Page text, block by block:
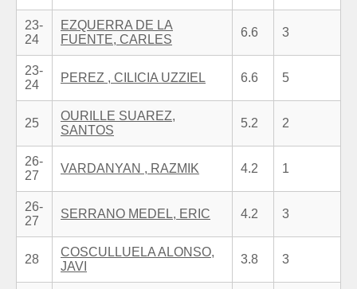
23-
24
EZQUERRA DE LA
FUENTE, CARLES
6.6 3
23-
24
PEREZ , CILICIA UZZIEL 6.6 5
25
OURILLE SUAREZ,
SANTOS
5.2 2
26-
27
VARDANYAN , RAZMIK 4.2 1
26-
27
SERRANO MEDEL, ERIC 4.2 3
28
COSCULLUELA ALONSO,
JAVI
3.8 3